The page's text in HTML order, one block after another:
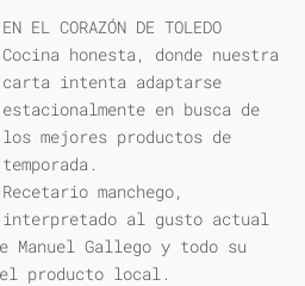
EN EL CORAZÓN DE TOLEDO
Cocina honesta, donde nuestra
carta intenta adaptarse
estacionalmente en busca de
los mejores productos de
temporada.
Recetario manchego,
interpretado al gusto actual
Manuel Gallego y todo su
producto local.